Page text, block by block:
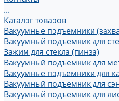
...
Каталог товаров
Вакуумные подъемники
Вакуумный подъемник для
Зажим для стекла (пинза)
Вакуумный подъемник для
Вакуумные подъемники для
Вакуумный подъемник для
Вакуумный подъемник для